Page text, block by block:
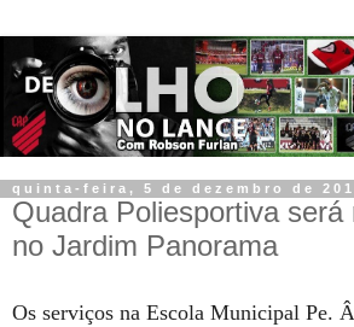
quinta-feira, 5 de dezembro de
Quadra Poliesportiva será
no Jardim Panorama
Os serviços na Escola Municipal Pe.